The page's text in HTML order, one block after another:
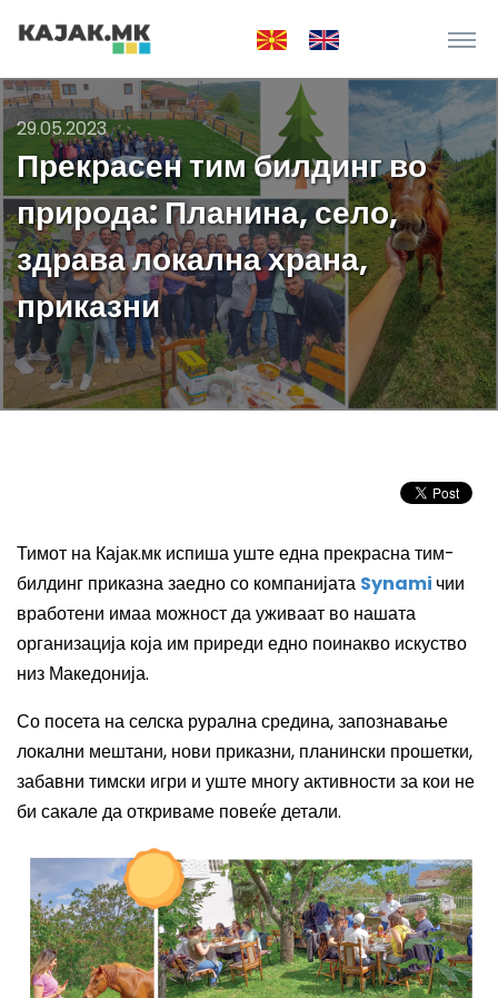
29.05.2023
Прекрасен тим билдинг во
природа: Планина, село,
здрава локална храна,
приказни
Тимот на Кајак.мк испиша уште една прекрасна тим-
билдинг приказна заедно со компанијата Synami чии
вработени имаа можност да уживаат во нашата
организација која им приреди едно поинакво искуство
низ Македонија.
Со посета на селска рурална средина, запознавање
локални мештани, нови приказни, планински прошетки,
забавни тимски игри и уште многу активности за кои не
би сакале да откриваме повеќе детали.